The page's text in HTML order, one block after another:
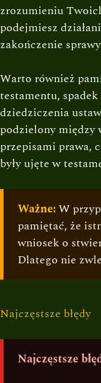
zrozumieniu
podejmiesz
zakończenie
Warto również
testamentu,
dziedziczenia
podzielony między
przepisami prawa,
były ujęte w
Ważne:W
pamiętać, że
wniosek o
Dlatego nie
Najczęstsze błędy
Najczęstsze